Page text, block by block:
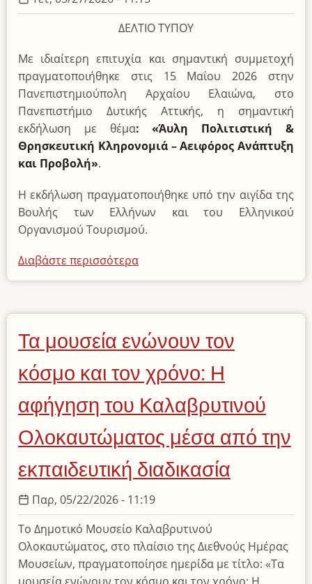
ΔΕΛΤΙΟ ΤΥΠΟΥ
Με ιδιαίτερη επιτυχία και σημαντική συμμετοχή
πραγματοποιήθηκε στις 15 Μαΐου 2026 στην
Πανεπιστημιούπολη Αρχαίου Ελαιώνα, στο
Πανεπιστήμιο Δυτικής Αττικής, η σημαντική
εκδήλωση με θέμα: «Άυλη Πολιτιστική &
Θρησκευτική Κληρονομιά – Αειφόρος Ανάπτυξη
και Προβολή».
Η εκδήλωση πραγματοποιήθηκε υπό την αιγίδα της
Βουλής των Ελλήνων και του Ελληνικού
Οργανισμού Τουρισμού.
Διαβάστε περισσότερα
το
«Άυλη
Πολιτιστική
&
Θρησκευτική
Κληρονομιά
–
Αειφόρος
Ανάπτυξη
και
Προβολή»
Τα μουσεία ενώνουν τον
κόσμο και τον χρόνο: Η
αφήγηση του Καλαβρυτινού
Ολοκαυτώματος μέσα από την
εκπαιδευτική διαδικασία
Παρ, 05/22/2026 - 11:19
Το Δημοτικό Μουσείο Καλαβρυτινού
Ολοκαυτώματος, στο πλαίσιο της Διεθνούς Ημέρας
Μουσείων, πραγματοποίησε ημερίδα με τίτλο: «Τα